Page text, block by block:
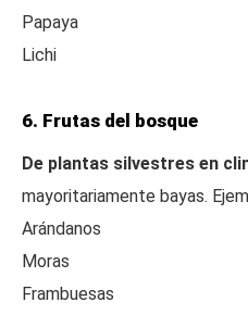
Papaya
Lichi
6. Frutas del bosque
De plantas silvestres en
mayoritariamente bayas.
Arándanos
Moras
Frambuesas